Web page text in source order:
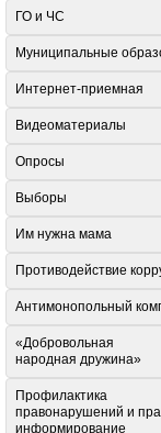
ГО и ЧС
Муниципальные
Интернет-приемная
Видеоматериалы
Опросы
Выборы
Им нужна мама
Противодействие
Антимонопольный
«Добровольная
народная дружина»
Профилактика
правонарушений и
информирование